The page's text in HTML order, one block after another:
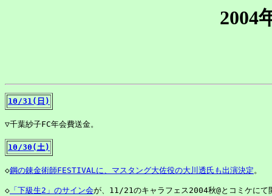
2004
10/31(日)
▽千葉紗子FC年会費送金。
10/30(土)
◇鋼の錬金術師FESTIVALに、マスタング大佐役の大川透氏も出演決定。
◇ 「下級生2」のサイン会が、11/21のキャラフェス2004秋@とコミケにて